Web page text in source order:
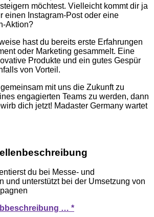
möchtest. Vielleicht kommt dir ja
einen Instagram-Post oder eine
Aktion?
hast du bereits erste Erfahrungen
oder Marketing gesammelt. Eine
Produkte und ein gutes Gespür
von Vorteil.
mit uns die Zukunft zu
engagierten Teams zu werden, dann
dich jetzt! Madaster Germany wartet
du bei Messe- und
und unterstützt bei der Umsetzung von
… *